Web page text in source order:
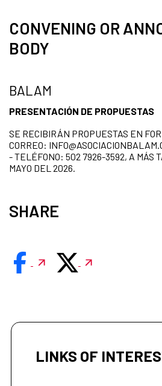
CONVENING OR
BODY
BALAM
PRESENTACIÓN DE PROPUESTAS
SE RECIBIRÁN PROPUESTAS EN
CORREO:
- TELÉFONO: 502 7926-3592, A MÁS
MAYO DEL 2026.
SHARE
LINKS OF